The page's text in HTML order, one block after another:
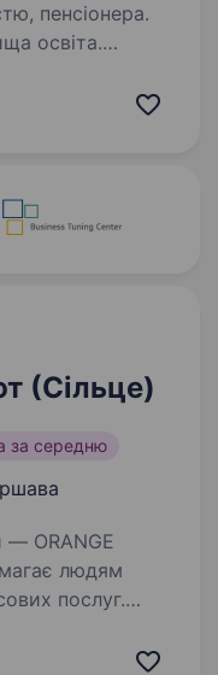
пенсіонера.
освіта.
харчоблоку
(Сільце)
за середню
людям
послуг.
валют, виплати